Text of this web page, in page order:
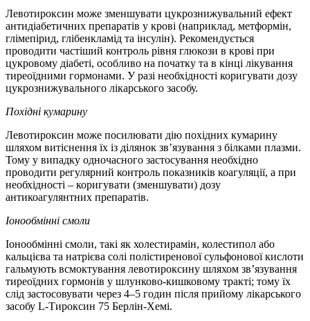
Левотироксин може зменшувати цукрознижувальний ефект
антидіабетичних препаратів у крові (наприклад, метформін,
глімепірид, глібенкламід та інсулін). Рекомендується
проводити частіший контроль рівня глюкози в крові при
цукровому діабеті, особливо на початку та в кінці лікування
тиреоїдними гормонами. У разі необхідності коригувати дозу
цукрознижувального лікарського засобу.
Похідні кумарину
Левотироксин може посилювати дію похідних кумарину
шляхом витіснення їх із ділянок зв’язування з білками плазми.
Тому у випадку одночасного застосування необхідно
проводити регулярний контроль показників коагуляції, а при
необхідності – коригувати (зменшувати) дозу
антикоагулянтних препаратів.
Іонообмінні смоли
Іонообмінні смоли, такі як холестирамін, колестипол або
кальцієва та натрієва солі полістиренової сульфонової кислоти
гальмують всмоктування левотироксину шляхом зв’язування
тиреоїдних гормонів у шлунково-кишковому тракті; тому їх
слід застосовувати через 4–5 годин після прийому лікарського
засобу L-Тироксин 75 Берлін-Хемі.